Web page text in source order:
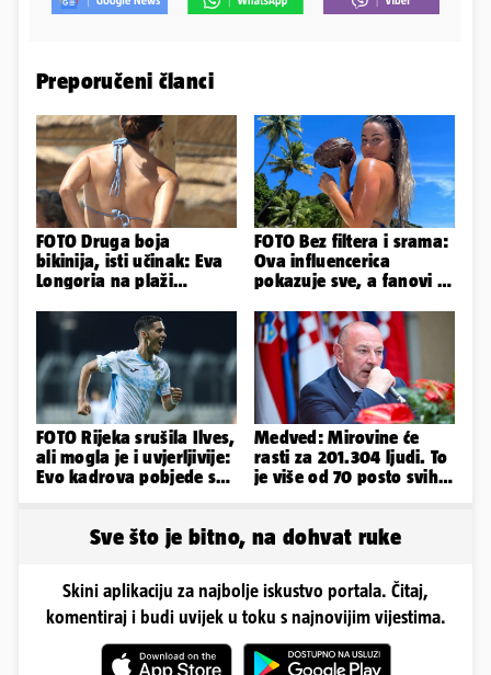
Preporučeni članci
FOTO Druga boja
bikinija, isti učinak: Eva
Longoria na plaži
obline
FOTO Bez filtera i srama:
Ova influencerica
pokazuje sve, a fanovi je
FOTO Rijeka srušila Ilves,
ali mogla je i uvjerljivije:
Evo kadrova pobjede s
Medved: Mirovine će
rasti za 201.304 ljudi. To
je više od 70 posto svih
Sve što je bitno, na dohvat ruke
Skini aplikaciju za najbolje iskustvo portala. Čitaj,
komentiraj i budi uvijek u toku s najnovijim vijestima.